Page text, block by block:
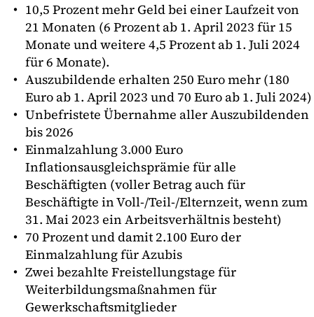
10,5 Prozent mehr Geld bei einer Laufzeit von
21 Monaten (6 Prozent ab 1. April 2023 für 15
Monate und weitere 4,5 Prozent ab 1. Juli 2024
für 6 Monate).
Auszubildende erhalten 250 Euro mehr (180
Euro ab 1. April 2023 und 70 Euro ab 1. Juli 2024)
Unbefristete Übernahme aller Auszubildenden
bis 2026
Einmalzahlung 3.000 Euro
Inflationsausgleichsprämie für alle
Beschäftigten (voller Betrag auch für
Beschäftigte in Voll-/Teil-/Elternzeit, wenn zum
31. Mai 2023 ein Arbeitsverhältnis besteht)
70 Prozent und damit 2.100 Euro der
Einmalzahlung für Azubis
Zwei bezahlte Freistellungstage für
Weiterbildungsmaßnahmen für
Gewerkschaftsmitglieder